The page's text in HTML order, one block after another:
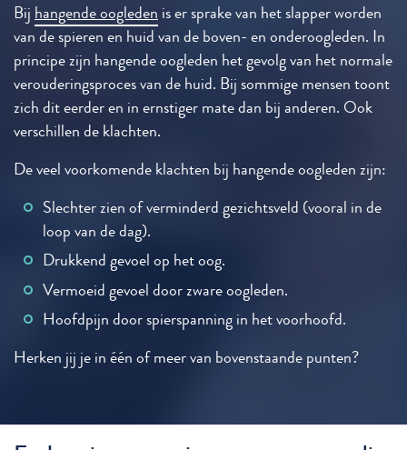
Bij hangende oogleden is er sprake van het slapper worden
van de spieren en huid van de boven- en onderoogleden. In
principe zijn hangende oogleden het gevolg van het normale
verouderingsproces van de huid. Bij sommige mensen toont
zich dit eerder en in ernstiger mate dan bij anderen. Ook
verschillen de klachten.
De veel voorkomende klachten bij hangende oogleden zijn:
Slechter zien of verminderd gezichtsveld (vooral in de
loop van de dag).
Drukkend gevoel op het oog.
Vermoeid gevoel door zware oogleden.
Hoofdpijn door spierspanning in het voorhoofd.
Herken jij je in één of meer van bovenstaande punten?